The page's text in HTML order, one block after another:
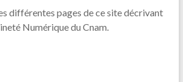
différentes pages de ce site décrivant
Numérique du Cnam.